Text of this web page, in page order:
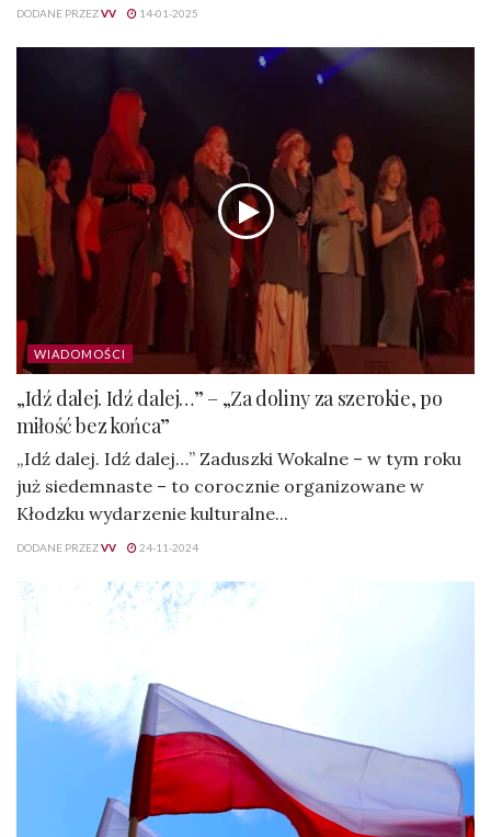
DODANE PRZEZVV 14-01-2025
WIADOMOŚCI
„Idź dalej. Idź dalej…” – „Za doliny za szerokie, po
miłość bez końca”
„Idź dalej. Idź dalej…” Zaduszki Wokalne – w tym roku
już siedemnaste – to corocznie organizowane w
Kłodzku wydarzenie kulturalne...
DODANE PRZEZVV 24-11-2024